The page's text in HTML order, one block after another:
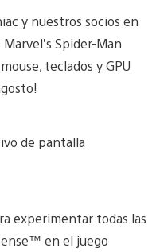
y nuestros socios en
Spider-Man
teclados y GPU
de pantalla
experimentar todas las
en el juego